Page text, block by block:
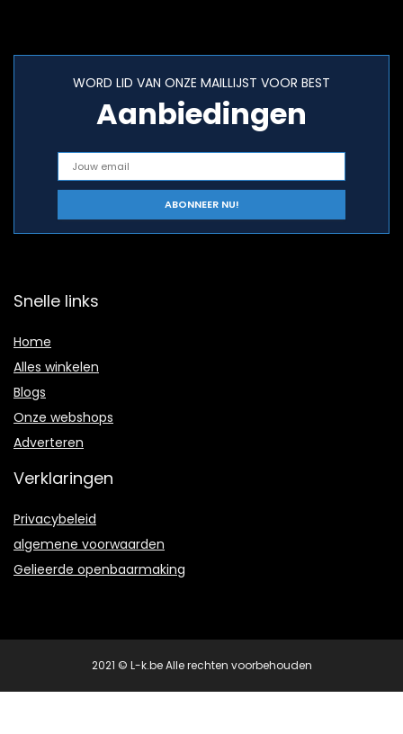
WORD LID VAN ONZE MAILLIJST VOOR BEST
Aanbiedingen
Snelle links
Home
Alles winkelen
Blogs
Onze webshops
Adverteren
Verklaringen
Privacybeleid
algemene voorwaarden
Gelieerde openbaarmaking
2021 © L-k.be Alle rechten voorbehouden